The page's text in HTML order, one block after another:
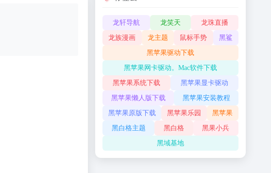
龙轩导航 龙笑天 龙珠直播
龙族漫画 龙主题 鼠标手势 黑鲨
黑苹果驱动下载
黑苹果网卡驱动。Mac软件下载
黑苹果系统下载 黑苹果显卡驱动
黑苹果懒人版下载 黑苹果安装教程
黑苹果原版下载 黑苹果乐园 黑苹果
黑白格主题 黑白格 黑果小兵
黑域基地